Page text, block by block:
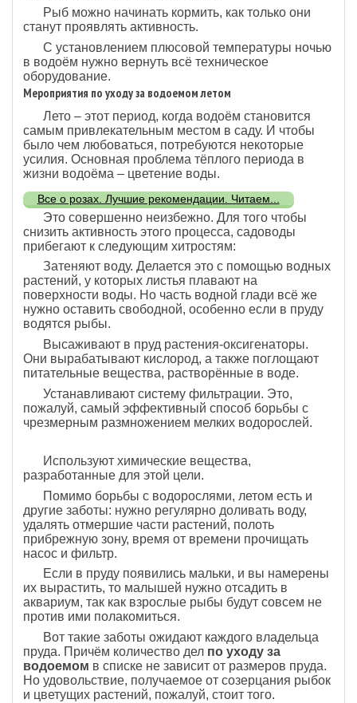
Рыб можно начинать кормить, как только они
станут проявлять активность.
С установлением плюсовой температуры ночью
в водоём нужно вернуть всё техническое
оборудование.
Мероприятия по уходу за водоемом летом
Лето – этот период, когда водоём становится
самым привлекательным местом в саду. И чтобы
было чем любоваться, потребуются некоторые
усилия. Основная проблема тёплого периода в
жизни водоёма – цветение воды.
Все о розах. Лучшие рекомендации. Читаем...
Это совершенно неизбежно. Для того чтобы
снизить активность этого процесса, садоводы
прибегают к следующим хитростям:
Затеняют воду. Делается это с помощью водных
растений, у которых листья плавают на
поверхности воды. Но часть водной глади всё же
нужно оставить свободной, особенно если в пруду
водятся рыбы.
Высаживают в пруд растения-оксигенаторы.
Они вырабатывают кислород, а также поглощают
питательные вещества, растворённые в воде.
Устанавливают систему фильтрации. Это,
пожалуй, самый эффективный способ борьбы с
чрезмерным размножением мелких водорослей.
Используют химические вещества,
разработанные для этой цели.
Помимо борьбы с водорослями, летом есть и
другие заботы: нужно регулярно доливать воду,
удалять отмершие части растений, полоть
прибрежную зону, время от времени прочищать
насос и фильтр.
Если в пруду появились мальки, и вы намерены
их вырастить, то малышей нужно отсадить в
аквариум, так как взрослые рыбы будут совсем не
против ими полакомиться.
Вот такие заботы ожидают каждого владельца
пруда. Причём количество дел по уходу за
водоемом в списке не зависит от размеров пруда.
Но удовольствие, получаемое от созерцания рыбок
и цветущих растений, пожалуй, стоит того.